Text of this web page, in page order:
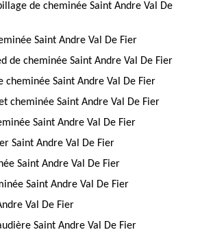
de cheminée Saint Andre Val De
Saint Andre Val De Fier
de cheminée Saint Andre Val De Fier
cheminée Saint Andre Val De Fier
cheminée Saint Andre Val De Fier
Saint Andre Val De Fier
Saint Andre Val De Fier
Saint Andre Val De Fier
Saint Andre Val De Fier
Val De Fier
Saint Andre Val De Fier